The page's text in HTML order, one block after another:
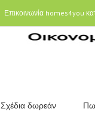
Επικοινωνία homes4you
Σχέδια δωρεάν